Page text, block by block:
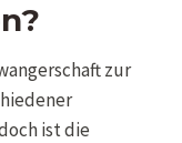
zur
ist die